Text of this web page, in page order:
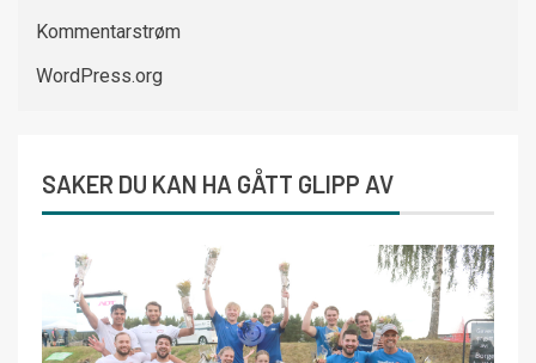
Kommentarstrøm
WordPress.org
SAKER DU KAN HA GÅTT GLIPP AV